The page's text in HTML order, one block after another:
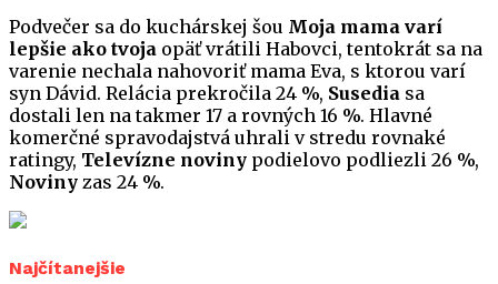
Podvečer sa do kuchárskej šou Moja mama varí
lepšie ako tvoja opäť vrátili Habovci, tentokrát sa na
varenie nechala nahovoriť mama Eva, s ktorou varí
syn Dávid. Relácia prekročila 24 %, Susedia sa
dostali len na takmer 17 a rovných 16 %. Hlavné
komerčné spravodajstvá uhrali v stredu rovnaké
ratingy, Televízne noviny podielovo podliezli 26 %,
Noviny zas 24 %.
Najčítanejšie